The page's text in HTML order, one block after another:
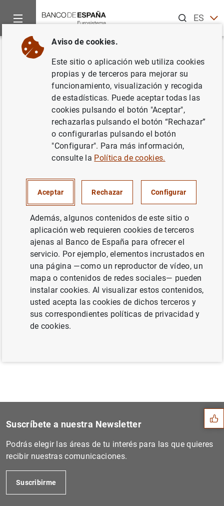
ESEN
Inicio Estadísticas
Volver
Nueva información de avales en
el cuadro 6.5
Indicadores económicos
A partir de la publicación del 31 de julio de 2020, el
avance) incluye información relativa a los avales
concedidos por la Línea ICO de avales COVID-19 para
autónomos y empresas y Línea de avales arrendamiento
(RDL 8/2020 de 17 de marzo y RDL 11/2020 de 31 de
marzo, respectivamente).
Siguiente
Los cuadros del Boletín Est...
Sugerencias
Suscríbete a nuestra Newsletter
Podrás elegir las áreas de tu interés para las que quieres
recibir nuestras comunicaciones.
Suscribirme
Aviso de cookies.
Este sitio o aplicación web utiliza cookies
propias y de terceros para mejorar su
funcionamiento, visualización y recogida
de estadísticas. Puede aceptar todas las
cookies pulsando el botón "Aceptar",
rechazarlas pulsando el botón “Rechazar”
o configurarlas pulsando el botón
"Configurar". Para más información,
consulte la Política de cookies.
Aceptar Rechazar Configurar
Además, algunos contenidos de este sitio o
aplicación web requieren cookies de terceros
ajenas al Banco de España para ofrecer el
servicio. Por ejemplo, elementos incrustados en
una página —como un reproductor de vídeo, un
mapa o contenidos de redes sociales— pueden
instalar cookies. Al visualizar estos contenidos,
usted acepta las cookies de dichos terceros y
sus correspondientes políticas de privacidad y
de cookies.